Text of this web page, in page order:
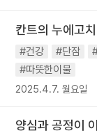
칸트의 누에고
#건강 #단잠
#따뜻한이불
2025.4.7. 월요일
양심과 공정이